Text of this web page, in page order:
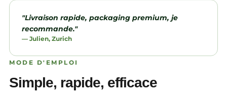
"Livraison rapide, packaging premium, je
recommande."
— Julien, Zurich
MODE D'EMPLOI
Simple, rapide, efficace